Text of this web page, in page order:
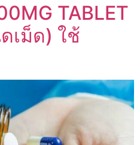
TABLET
เม็ด) ใช้